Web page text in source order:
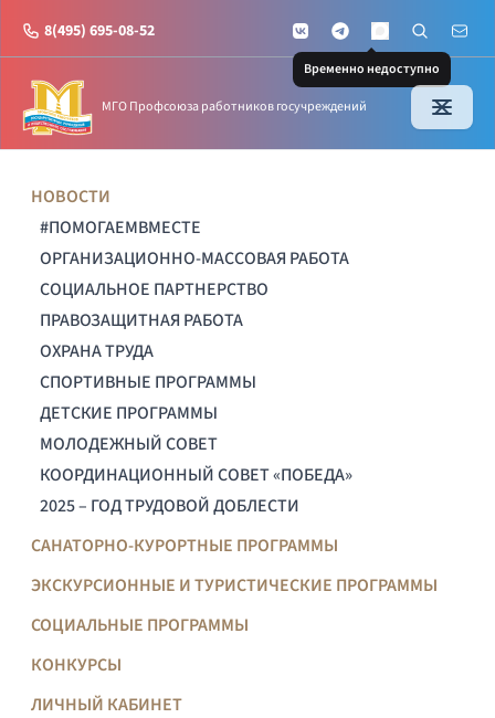
8(495) 695-08-52 VKontakteTelegramMAX
Временно недоступно
Поиск по
Почта
МГО Профсоюза работников госучреждений
НОВОСТИ
#ПОМОГАЕМВМЕСТЕ
ОРГАНИЗАЦИОННО-МАССОВАЯ РАБОТА
СОЦИАЛЬНОЕ ПАРТНЕРСТВО
ПРАВОЗАЩИТНАЯ РАБОТА
ОХРАНА ТРУДА
СПОРТИВНЫЕ ПРОГРАММЫ
ДЕТСКИЕ ПРОГРАММЫ
МОЛОДЕЖНЫЙ СОВЕТ
КООРДИНАЦИОННЫЙ СОВЕТ «ПОБЕДА»
2025 – ГОД ТРУДОВОЙ ДОБЛЕСТИ
САНАТОРНО-КУРОРТНЫЕ ПРОГРАММЫ
ЭКСКУРСИОННЫЕ И ТУРИСТИЧЕСКИЕ ПРОГРАММЫ
СОЦИАЛЬНЫЕ ПРОГРАММЫ
КОНКУРСЫ
ЛИЧНЫЙ КАБИНЕТ